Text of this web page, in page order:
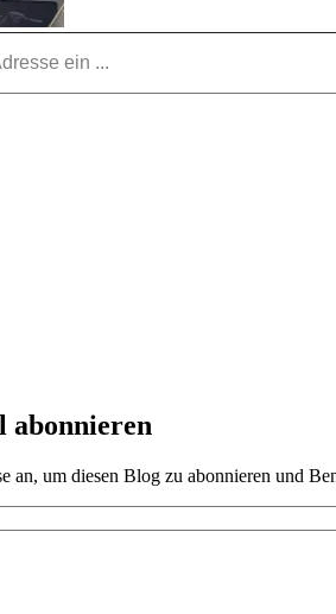
abonnieren
an, um diesen Blog zu abonnieren und